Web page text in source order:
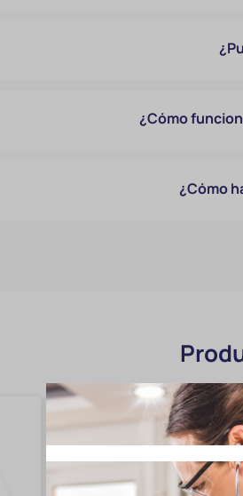
¿Cómo
¿Cómo